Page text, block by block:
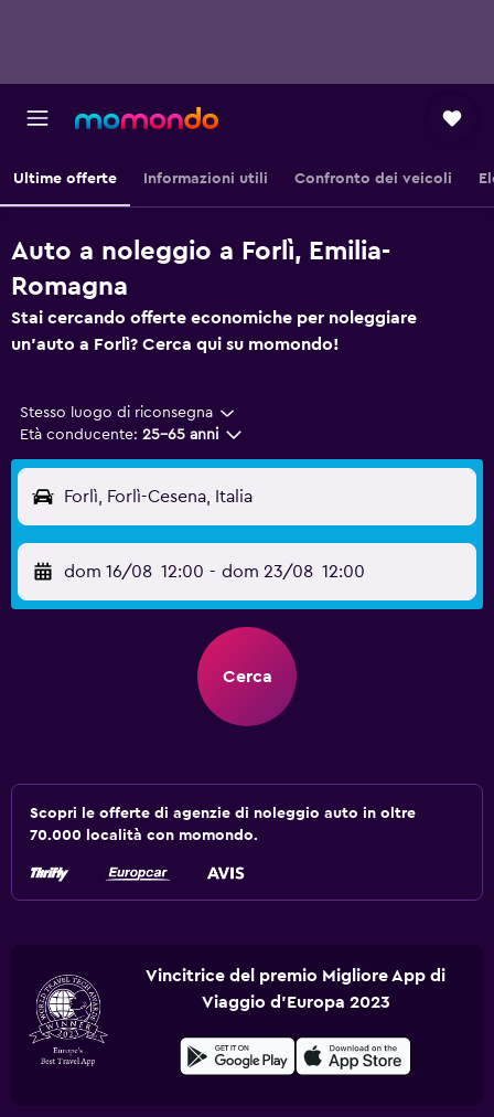
Ultime offerte Informazioni utili Confronto dei veicoli
Auto a noleggio a Forlì, Emilia-
Romagna
Stai cercando offerte economiche per noleggiare
un'auto a Forlì? Cerca qui su momondo!
Stesso luogo di riconsegna
Età conducente: 25-65 anni
Forlì, Forlì-Cesena, Italia
dom 16/08 12:00 - dom 23/08 12:00
Cerca
Scopri le offerte di agenzie di noleggio auto in oltre
70.000 località con momondo.
Vincitrice del premio Migliore App di
Viaggio d'Europa 2023